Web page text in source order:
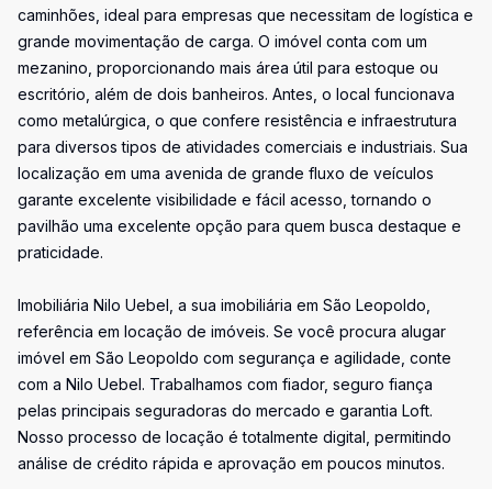
caminhões, ideal para empresas que necessitam de logística e
grande movimentação de carga. O imóvel conta com um
mezanino, proporcionando mais área útil para estoque ou
escritório, além de dois banheiros. Antes, o local funcionava
como metalúrgica, o que confere resistência e infraestrutura
para diversos tipos de atividades comerciais e industriais. Sua
localização em uma avenida de grande fluxo de veículos
garante excelente visibilidade e fácil acesso, tornando o
pavilhão uma excelente opção para quem busca destaque e
praticidade.
Imobiliária Nilo Uebel, a sua imobiliária em São Leopoldo,
referência em locação de imóveis. Se você procura alugar
imóvel em São Leopoldo com segurança e agilidade, conte
com a Nilo Uebel. Trabalhamos com fiador, seguro fiança
pelas principais seguradoras do mercado e garantia Loft.
Nosso processo de locação é totalmente digital, permitindo
análise de crédito rápida e aprovação em poucos minutos.